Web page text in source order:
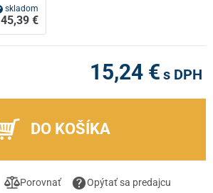
skladom
45,39 €
15,24 € s DPH
DO KOŠÍKA
Porovnať Opýtať sa predajcu